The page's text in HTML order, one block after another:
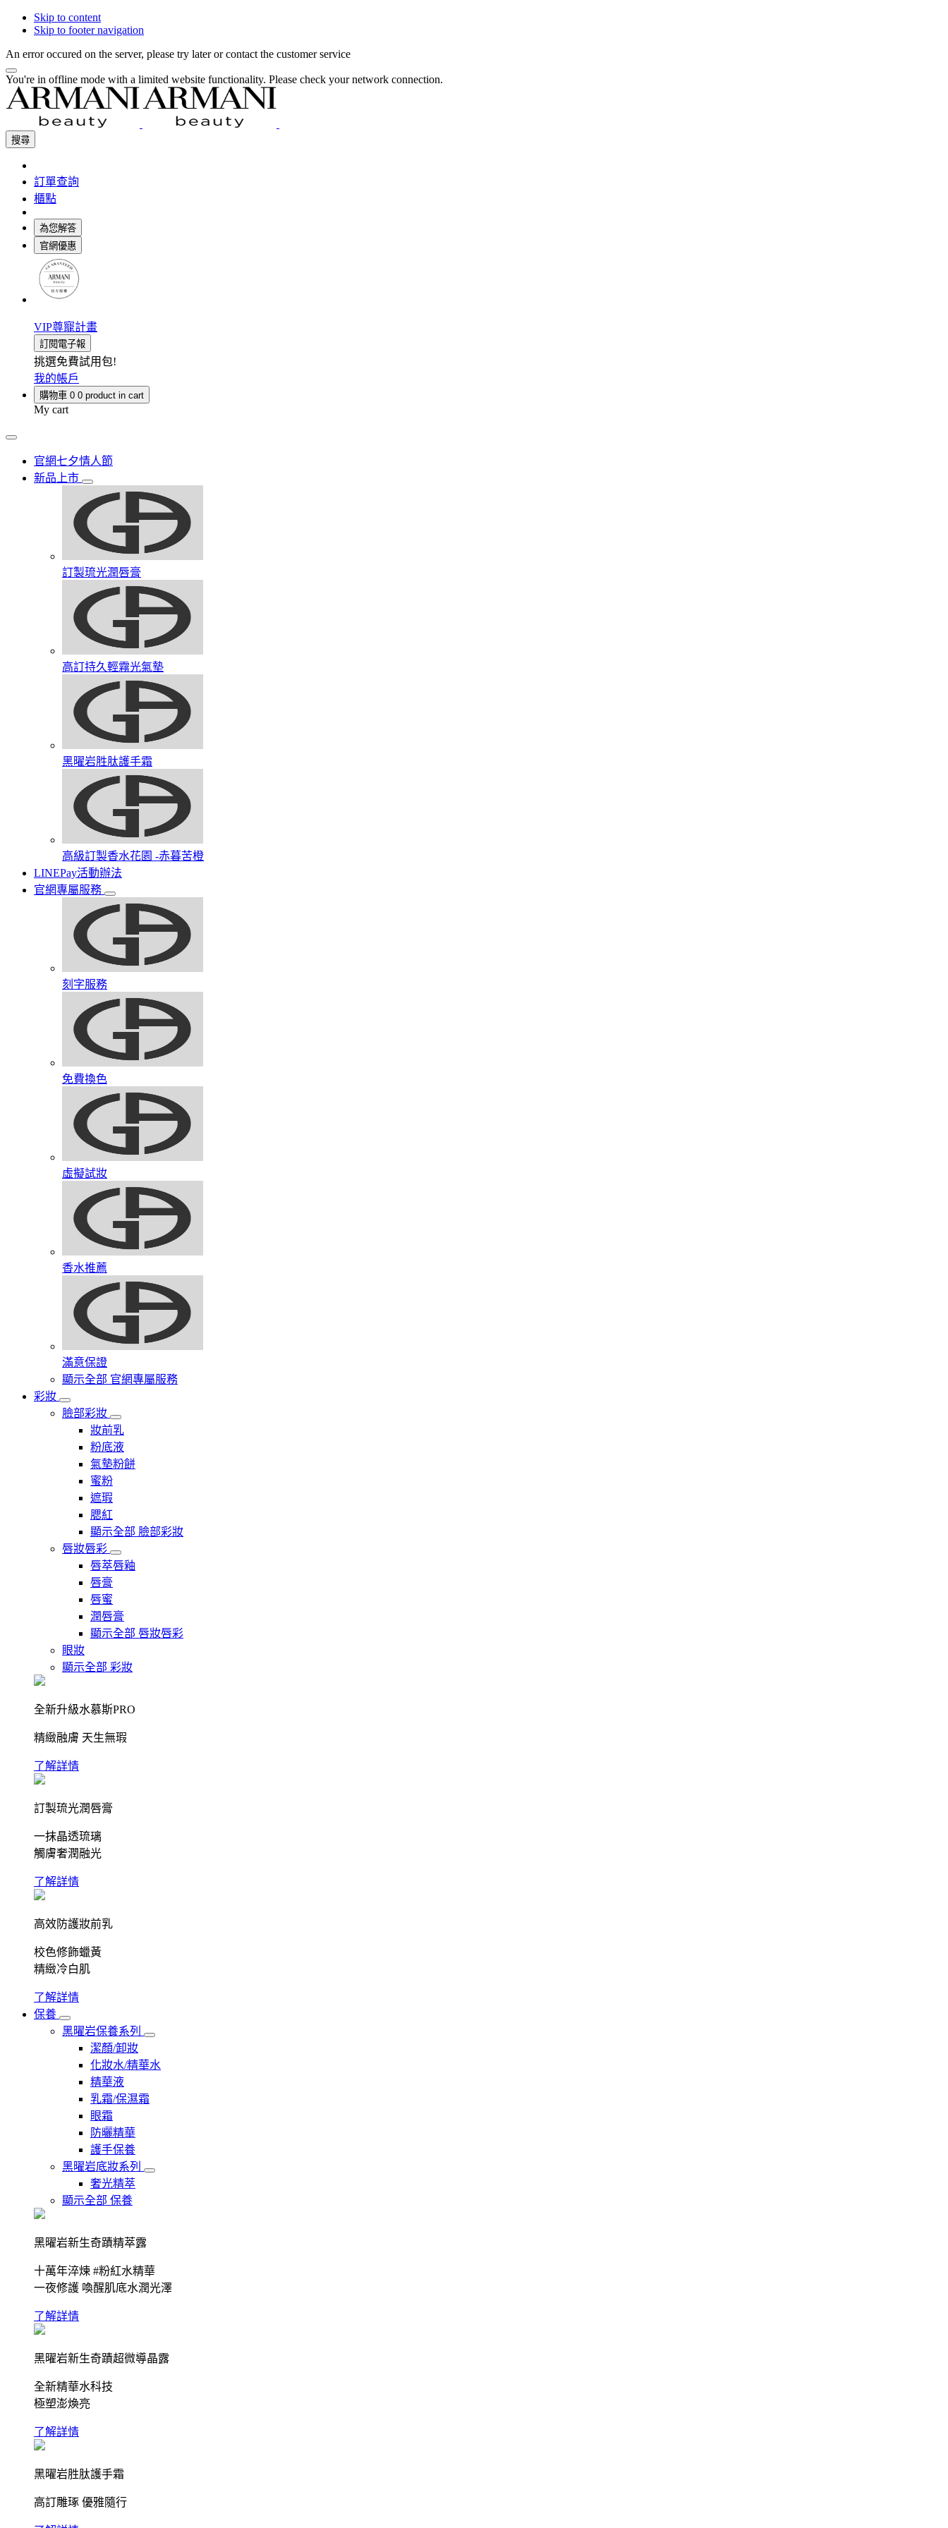
Skip to content
Skip to footer navigation
An error occured on the server, please try later or contact the customer service
You're in offline mode with a limited website functionality. Please check your network connection.
搜尋
訂單查詢
櫃點
為您解答
官網優惠
VIP尊寵計畫
訂閱電子報
挑選免費試用包!
我的帳戶
購物車 0 0 product in cart
My cart
官網七夕情人節
新品上市
訂製琉光潤唇膏​
高訂持久輕霧光氣墊
黑曜岩胜肽護手霜​
高級訂製香水花園​ -赤暮苦橙
LINEPay活動辦法
官網專屬服務
刻字服務
免費換色
虛擬試妝
香水推薦
滿意保證
顯示全部 官網專屬服務
彩妝
臉部彩妝
妝前乳
粉底液
氣墊粉餅
蜜粉
遮瑕
腮紅
顯示全部 臉部彩妝
唇妝唇彩
唇萃唇釉
唇膏
唇蜜
潤唇膏
顯示全部 唇妝唇彩
眼妝
顯示全部 彩妝
全新升級水慕斯PRO
精緻融膚 天生無瑕
了解詳情
訂製琉光潤唇膏
一抹晶透琉璃
觸膚奢潤融光
了解詳情
高效防護妝前乳
校色修飾蠟黃
精緻冷白肌
了解詳情
保養
黑曜岩保養系列
潔顏/卸妝
化妝水/精華水
精華液
乳霜/保濕霜
眼霜
防曬精華
護手保養
黑曜岩底妝系列
奢光精萃
顯示全部 保養
黑曜岩新生奇蹟精萃露
十萬年淬煉 #粉紅水精華
一夜修護 喚醒肌底水潤光澤
了解詳情
黑曜岩新生奇蹟超微導晶露
全新精華水科技
極塑澎煥亮
了解詳情
黑曜岩胜肽護手霜
高訂雕琢 優雅隨行